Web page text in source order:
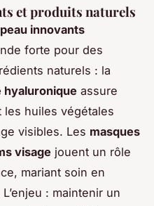
et produits naturels
innovants
forte pour des
naturels : la
hyaluronique assure
les huiles végétales
visibles. Les masques
visage jouent un rôle
mariant soin en
: maintenir un